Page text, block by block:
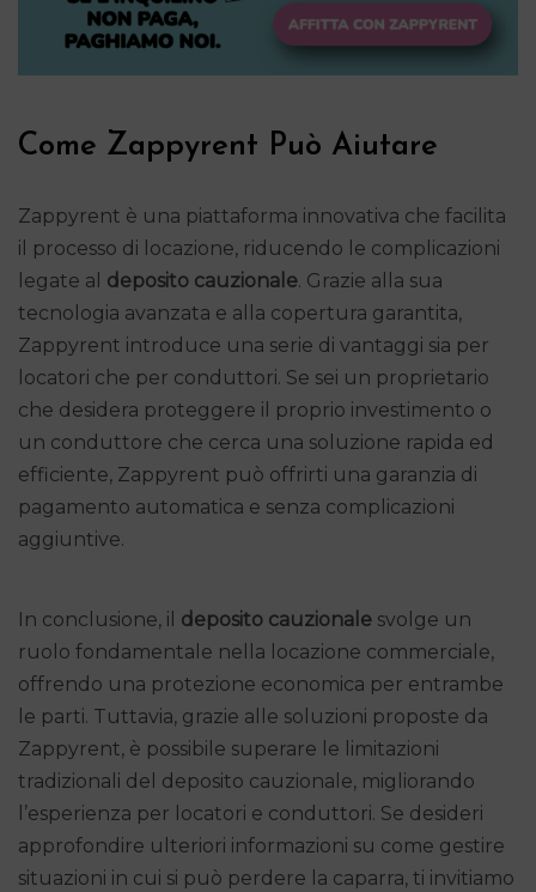
Come Zappyrent Può Aiutare
Zappyrent è una piattaforma innovativa che facilita
il processo di locazione, riducendo le complicazioni
legate al deposito cauzionale. Grazie alla sua
tecnologia avanzata e alla copertura garantita,
Zappyrent introduce una serie di vantaggi sia per
locatori che per conduttori. Se sei un proprietario
che desidera proteggere il proprio investimento o
un conduttore che cerca una soluzione rapida ed
efficiente, Zappyrent può offrirti una garanzia di
pagamento automatica e senza complicazioni
aggiuntive.
In conclusione, il deposito cauzionale svolge un
ruolo fondamentale nella locazione commerciale,
offrendo una protezione economica per entrambe
le parti. Tuttavia, grazie alle soluzioni proposte da
Zappyrent, è possibile superare le limitazioni
tradizionali del deposito cauzionale, migliorando
l’esperienza per locatori e conduttori. Se desideri
approfondire ulteriori informazioni su come gestire
situazioni in cui si può perdere la caparra, ti invitiamo